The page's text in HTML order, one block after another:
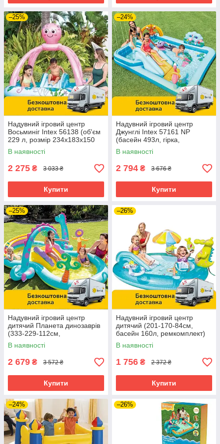
–25%
Надувний ігровий центр
Восьминіг Intex 56138 (об'єм
229 л, розмір 234х183х150
см)
В наявності
2 275 ₴ 3 033 ₴
Купити
–24%
Надувний ігровий центр
Джунглі Intex 57161 NP
(басейн 493л, гірка,
ремкомплект, 257-216-84см)
В наявності
2 794 ₴ 3 676 ₴
Купити
–25%
Надувний ігровий центр
дитячий Планета динозаврів
(333-229-112см,
ремкомплект) Intex 57135
В наявності
2 679 ₴ 3 572 ₴
Купити
–26%
Надувний ігровий центр
дитячий (201-170-84см,
басейн 160л, ремкомплект)
Intex 57165
В наявності
1 756 ₴ 2 372 ₴
Купити
–24% –26%